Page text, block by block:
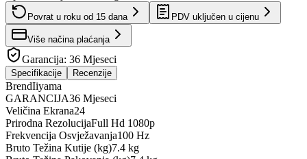
Povrat u roku od 15 dana PDV uključen u cijenu
Više načina plaćanja
Garancija: 36 Mjeseci
Specifikacije Recenzije
BrendIiyama
GARANCIJA36 Mjeseci
Veličina Ekrana24
Prirodna RezolucijaFull Hd 1080p
Frekvencija Osvježavanja100 Hz
Bruto Težina Kutije (kg)7.4 kg